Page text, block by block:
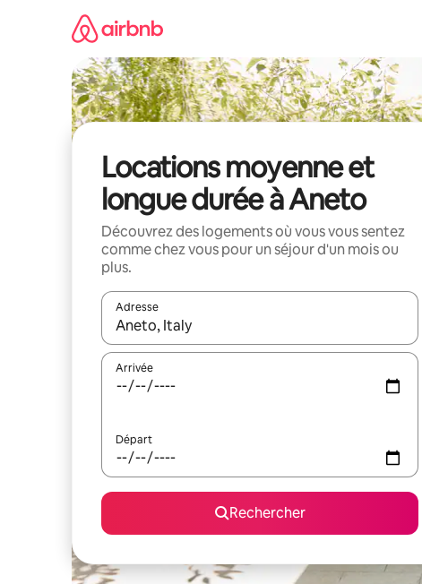
Locations moyenne et
longue durée à Aneto
Découvrez des logements où vous vous sentez
comme chez vous pour un séjour d'un mois ou
plus.
Adresse
Lorsque les résultats s'affichent, utilisez les flèches
Arrivée
Départ
Rechercher